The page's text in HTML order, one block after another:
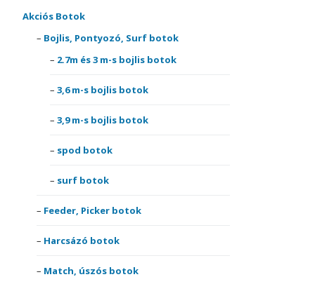
Akciós Botok
Bojlis, Pontyozó, Surf botok
2.7m és 3 m-s bojlis botok
3,6 m-s bojlis botok
3,9 m-s bojlis botok
spod botok
surf botok
Feeder, Picker botok
Harcsázó botok
Match, úszós botok